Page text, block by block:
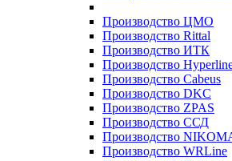
Производство ЦМО
Производство Rittal
Производство ИТК
Производство
Производство Cabeus
Производство DKC
Производство ZPAS
Производство ССД
Производство
Производство WRLine